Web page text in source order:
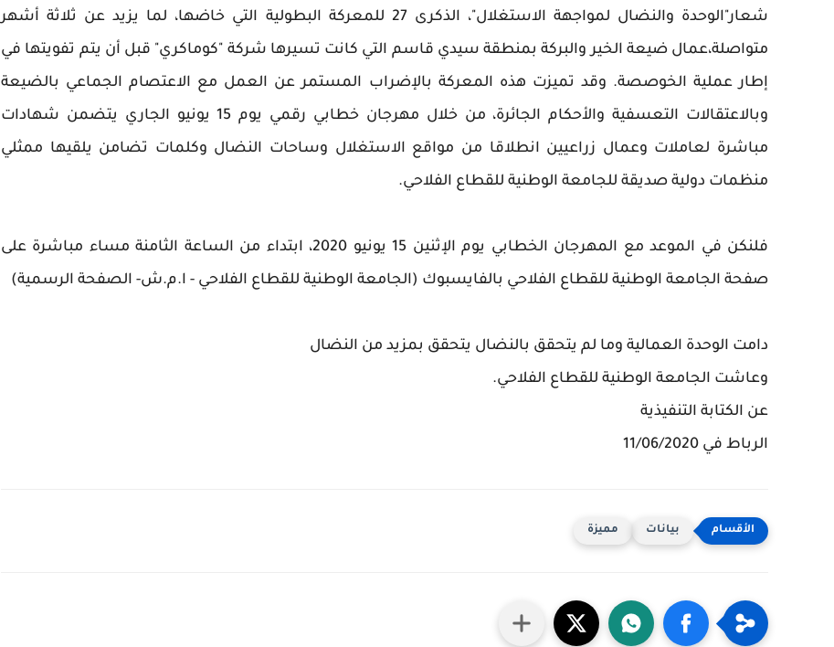
شعار"الوحدة والنضال لمواجهة الاستغلال"، الذكرى 27 للمعركة البطولية التي خاضها، لما يزيد عن ثلاثة أشهر
متواصلة،عمال ضيعة الخير والبركة بمنطقة سيدي قاسم التي كانت تسيرها شركة "كوماكري" قبل أن يتم تفويتها في
إطار عملية الخوصصة. وقد تميزت هذه المعركة بالإضراب المستمر عن العمل مع الاعتصام الجماعي بالضيعة
وبالاعتقالات التعسفية والأحكام الجائرة، من خلال مهرجان خطابي رقمي يوم 15 يونيو الجاري يتضمن شهادات
مباشرة لعاملات وعمال زراعيين انطلاقا من مواقع الاستغلال وساحات النضال وكلمات تضامن يلقيها ممثلي
منظمات دولية صديقة للجامعة الوطنية للقطاع الفلاحي.
فلنكن في الموعد مع المهرجان الخطابي يوم الإثنين 15 يونيو 2020، ابتداء من الساعة الثامنة مساء مباشرة على
صفحة الجامعة الوطنية للقطاع الفلاحي بالفايسبوك (الجامعة الوطنية للقطاع الفلاحي - ا.م.ش- الصفحة الرسمية)
دامت الوحدة العمالية وما لم يتحقق بالنضال يتحقق بمزيد من النضال
وعاشت الجامعة الوطنية للقطاع الفلاحي.
عن الكتابة التنفيذية
الرباط في 11/06/2020
بيانات مميزة